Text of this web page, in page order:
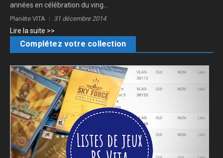
années en célébration du ving...
Planète VITA 31 décembre 2014
Lire la suite >>
Complétez votre collection